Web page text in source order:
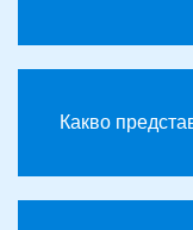
Партньори
Какво